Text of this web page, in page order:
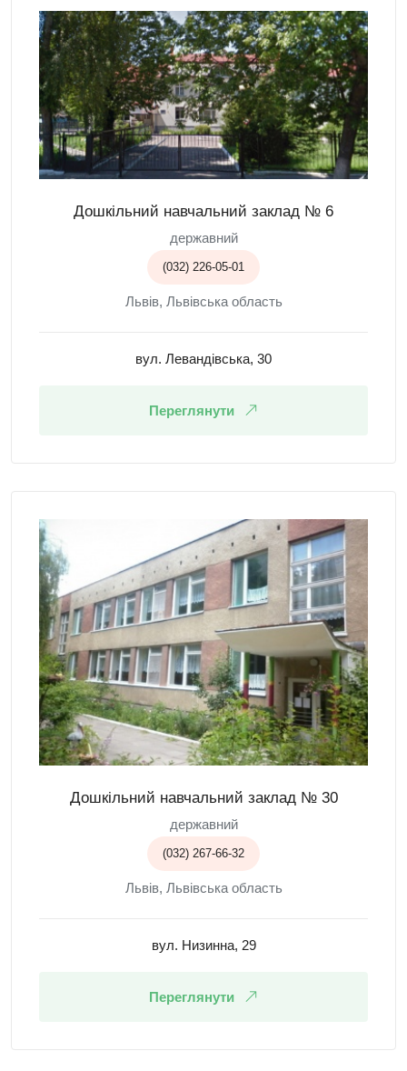
Дошкільний навчальний заклад № 6
державний
(032) 226-05-01
Львів, Львівська область
вул. Левандівська, 30
Переглянути
Дошкільний навчальний заклад № 30
державний
(032) 267-66-32
Львів, Львівська область
вул. Низинна, 29
Переглянути